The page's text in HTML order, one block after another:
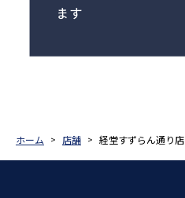
ホーム 店舗 経堂すずらん通り店